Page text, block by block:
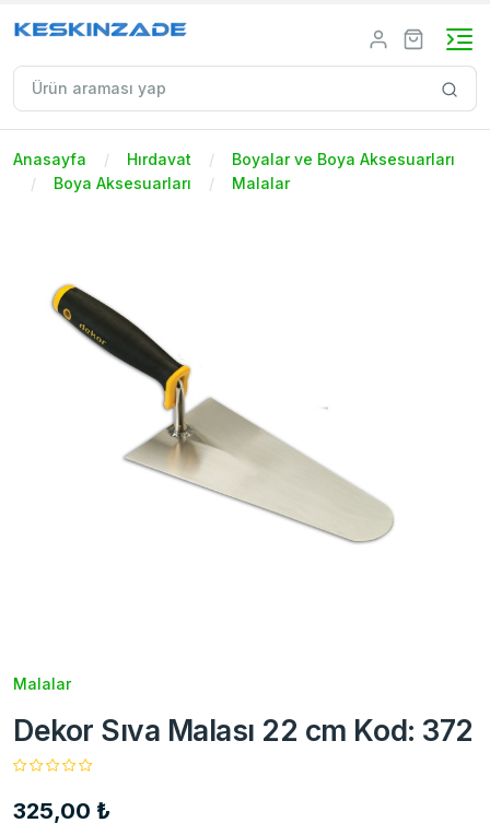
Anasayfa Hırdavat
Boyalar ve Boya Aksesuarları
Boya Aksesuarları
Malalar
Malalar
Dekor Sıva Malası 22 cm Kod: 372
325,00 ₺